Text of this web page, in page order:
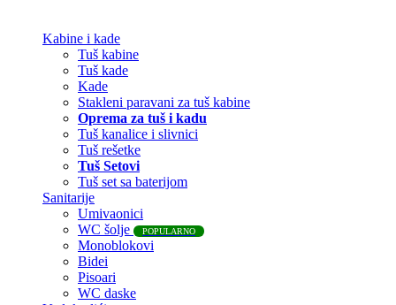
Kabine i kade
Tuš kabine
Tuš kade
Kade
Stakleni paravani za tuš kabine
Oprema za tuš i kadu
Tuš kanalice i slivnici
Tuš rešetke
Tuš Setovi
Tuš set sa baterijom
Sanitarije
Umivaonici
WC šolje
POPULARNO
Monoblokovi
Bidei
Pisoari
WC daske